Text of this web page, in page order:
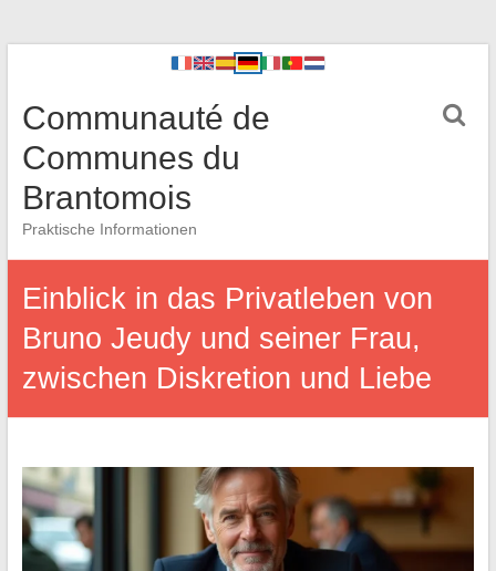
Communauté de
Communes du
Brantomois
Praktische Informationen
Einblick in das Privatleben von
Bruno Jeudy und seiner Frau,
zwischen Diskretion und Liebe